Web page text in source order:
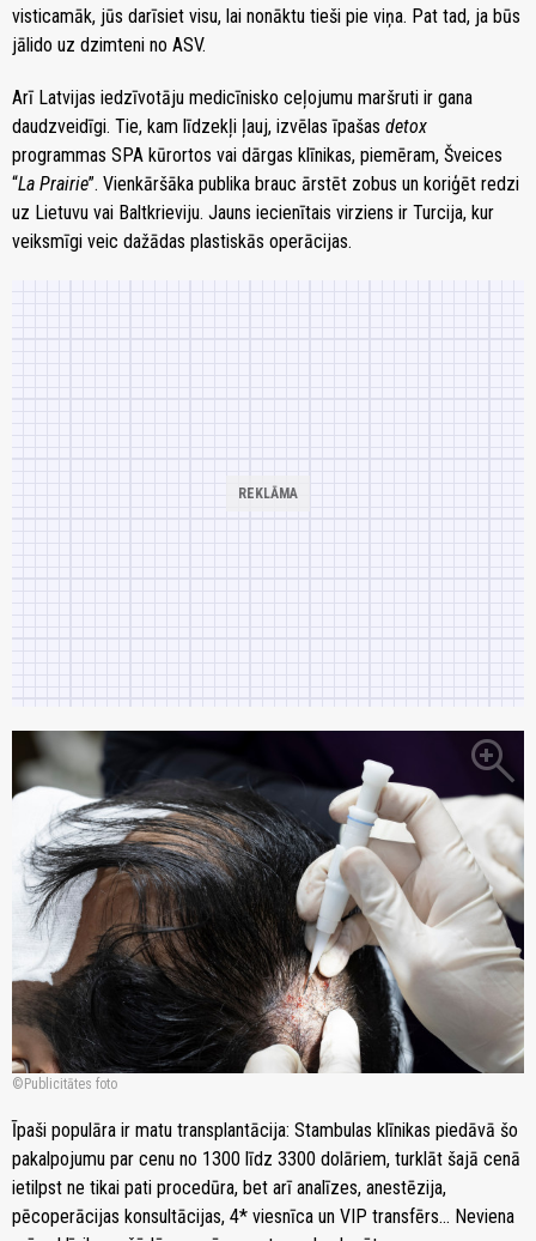
visticamāk, jūs darīsiet visu, lai nonāktu tieši pie viņa. Pat tad, ja būs
jālido uz dzimteni no ASV.
Arī Latvijas iedzīvotāju medicīnisko ceļojumu maršruti ir gana
daudzveidīgi. Tie, kam līdzekļi ļauj, izvēlas īpašas detox
programmas SPA kūrortos vai dārgas klīnikas, piemēram, Šveices
“La Prairie”. Vienkāršāka publika brauc ārstēt zobus un koriģēt redzi
uz Lietuvu vai Baltkrieviju. Jauns iecienītais virziens ir Turcija, kur
veiksmīgi veic dažādas plastiskās operācijas.
zoom_in
Publicitātes foto
Īpaši populāra ir matu transplantācija: Stambulas klīnikas piedāvā šo
pakalpojumu par cenu no 1300 līdz 3300 dolāriem, turklāt šajā cenā
ietilpst ne tikai pati procedūra, bet arī analīzes, anestēzija,
pēcoperācijas konsultācijas, 4* viesnīca un VIP transfērs... Neviena